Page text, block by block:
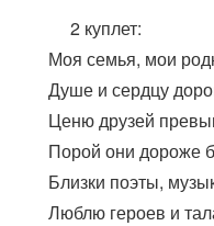
2 куплет:
Моя семья, мои
Душе и сердцу
Ценю друзей
Порой они дороже
Близки поэты,
Люблю героев и